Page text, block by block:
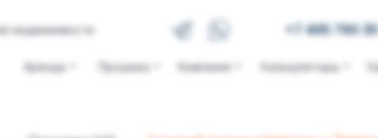
недвижимости
+7 495 790
Аренда Продажа Компания Калькуляторы